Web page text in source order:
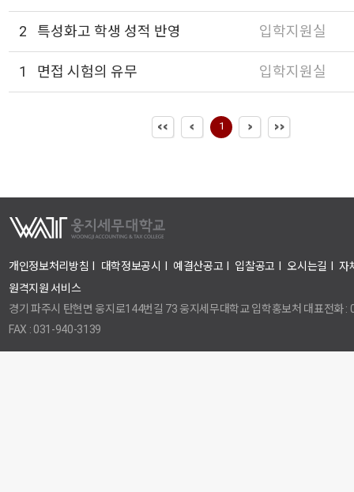
2 특성화고 학생 성적 반영 입학지원실
1 면접 시험의 유무 입학지원실
1
개인정보처리방침 대학정보공시 예결산공고 입찰공고 오시는길
자
원격지원 서비스
경기 파주시 탄현면 웅지로144번길 73 웅지세무대학교 입학홍보처 대표전화
FAX : 031-940-3139